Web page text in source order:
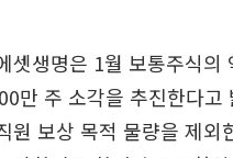
셋생명은 1월 보통주식의
만 주 소각을 추진한다고
원 보상 목적 물량을 제외